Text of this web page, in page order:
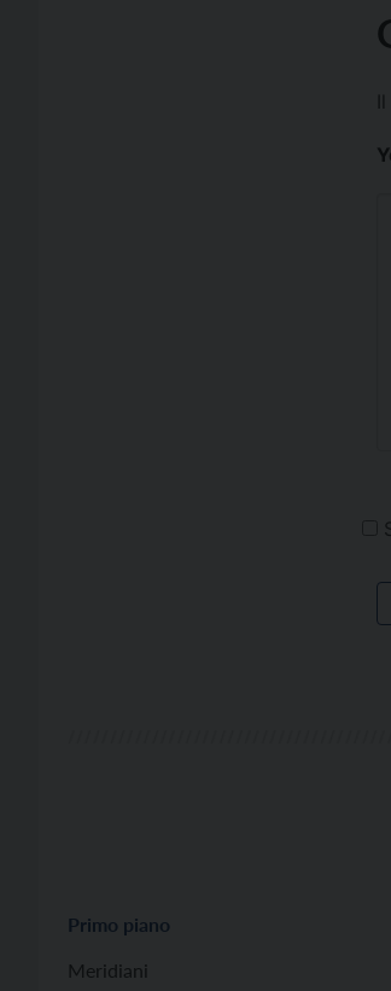
Primo piano
Meridiani